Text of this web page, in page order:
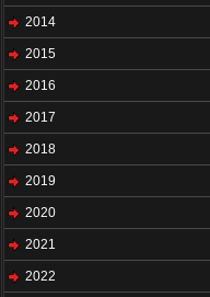
2014
2015
2016
2017
2018
2019
2020
2021
2022